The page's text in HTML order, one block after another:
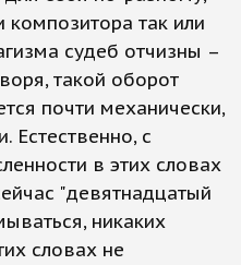
композитора так или
судеб отчизны –
такой оборот
почти механически,
Естественно, с
в этих словах
"девятнадцатый
никаких
словах не